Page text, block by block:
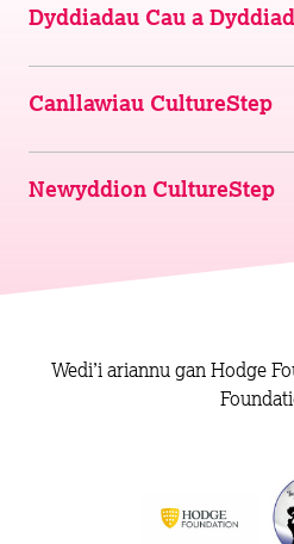
Dyddiadau Cau a
Canllawiau CultureStep
Newyddion CultureStep
Wedi’i ariannu gan Hodge